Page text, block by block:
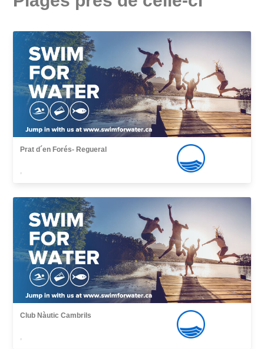
Prat d´en Forés- Regueral
,
Club Nàutic Cambrils
,